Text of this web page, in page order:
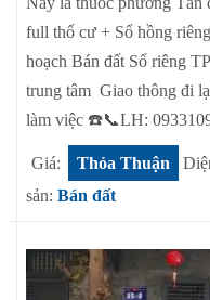
full thổ cư + Sổ hồng
hoạch Bán đất Sổ riêng
trung tâm Giao thông đi
làm việc ☎️📞LH:
Giá: Thỏa Thuận
sản: Bán đất